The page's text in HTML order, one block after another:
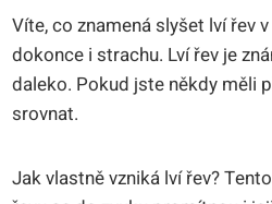
Víte, co znamená slyšet lví řev
dokonce i strachu. Lví řev je
daleko. Pokud jste někdy měli
srovnat.
Jak vlastně vzniká lví řev?